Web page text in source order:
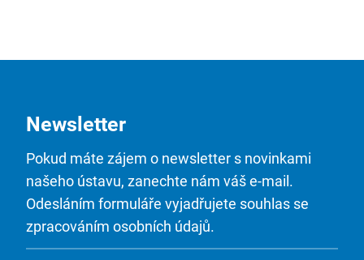
Newsletter
Pokud máte zájem o newsletter s novinkami
našeho ústavu, zanechte nám váš e-mail.
Odesláním formuláře vyjadřujete souhlas se
zpracováním osobních údajů.